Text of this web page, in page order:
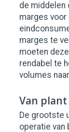
de middelen
marges voor
marges te
moeten
rendabel te
volumes
Van
De grootste
operatie van